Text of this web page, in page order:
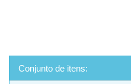
Conjunto de itens: